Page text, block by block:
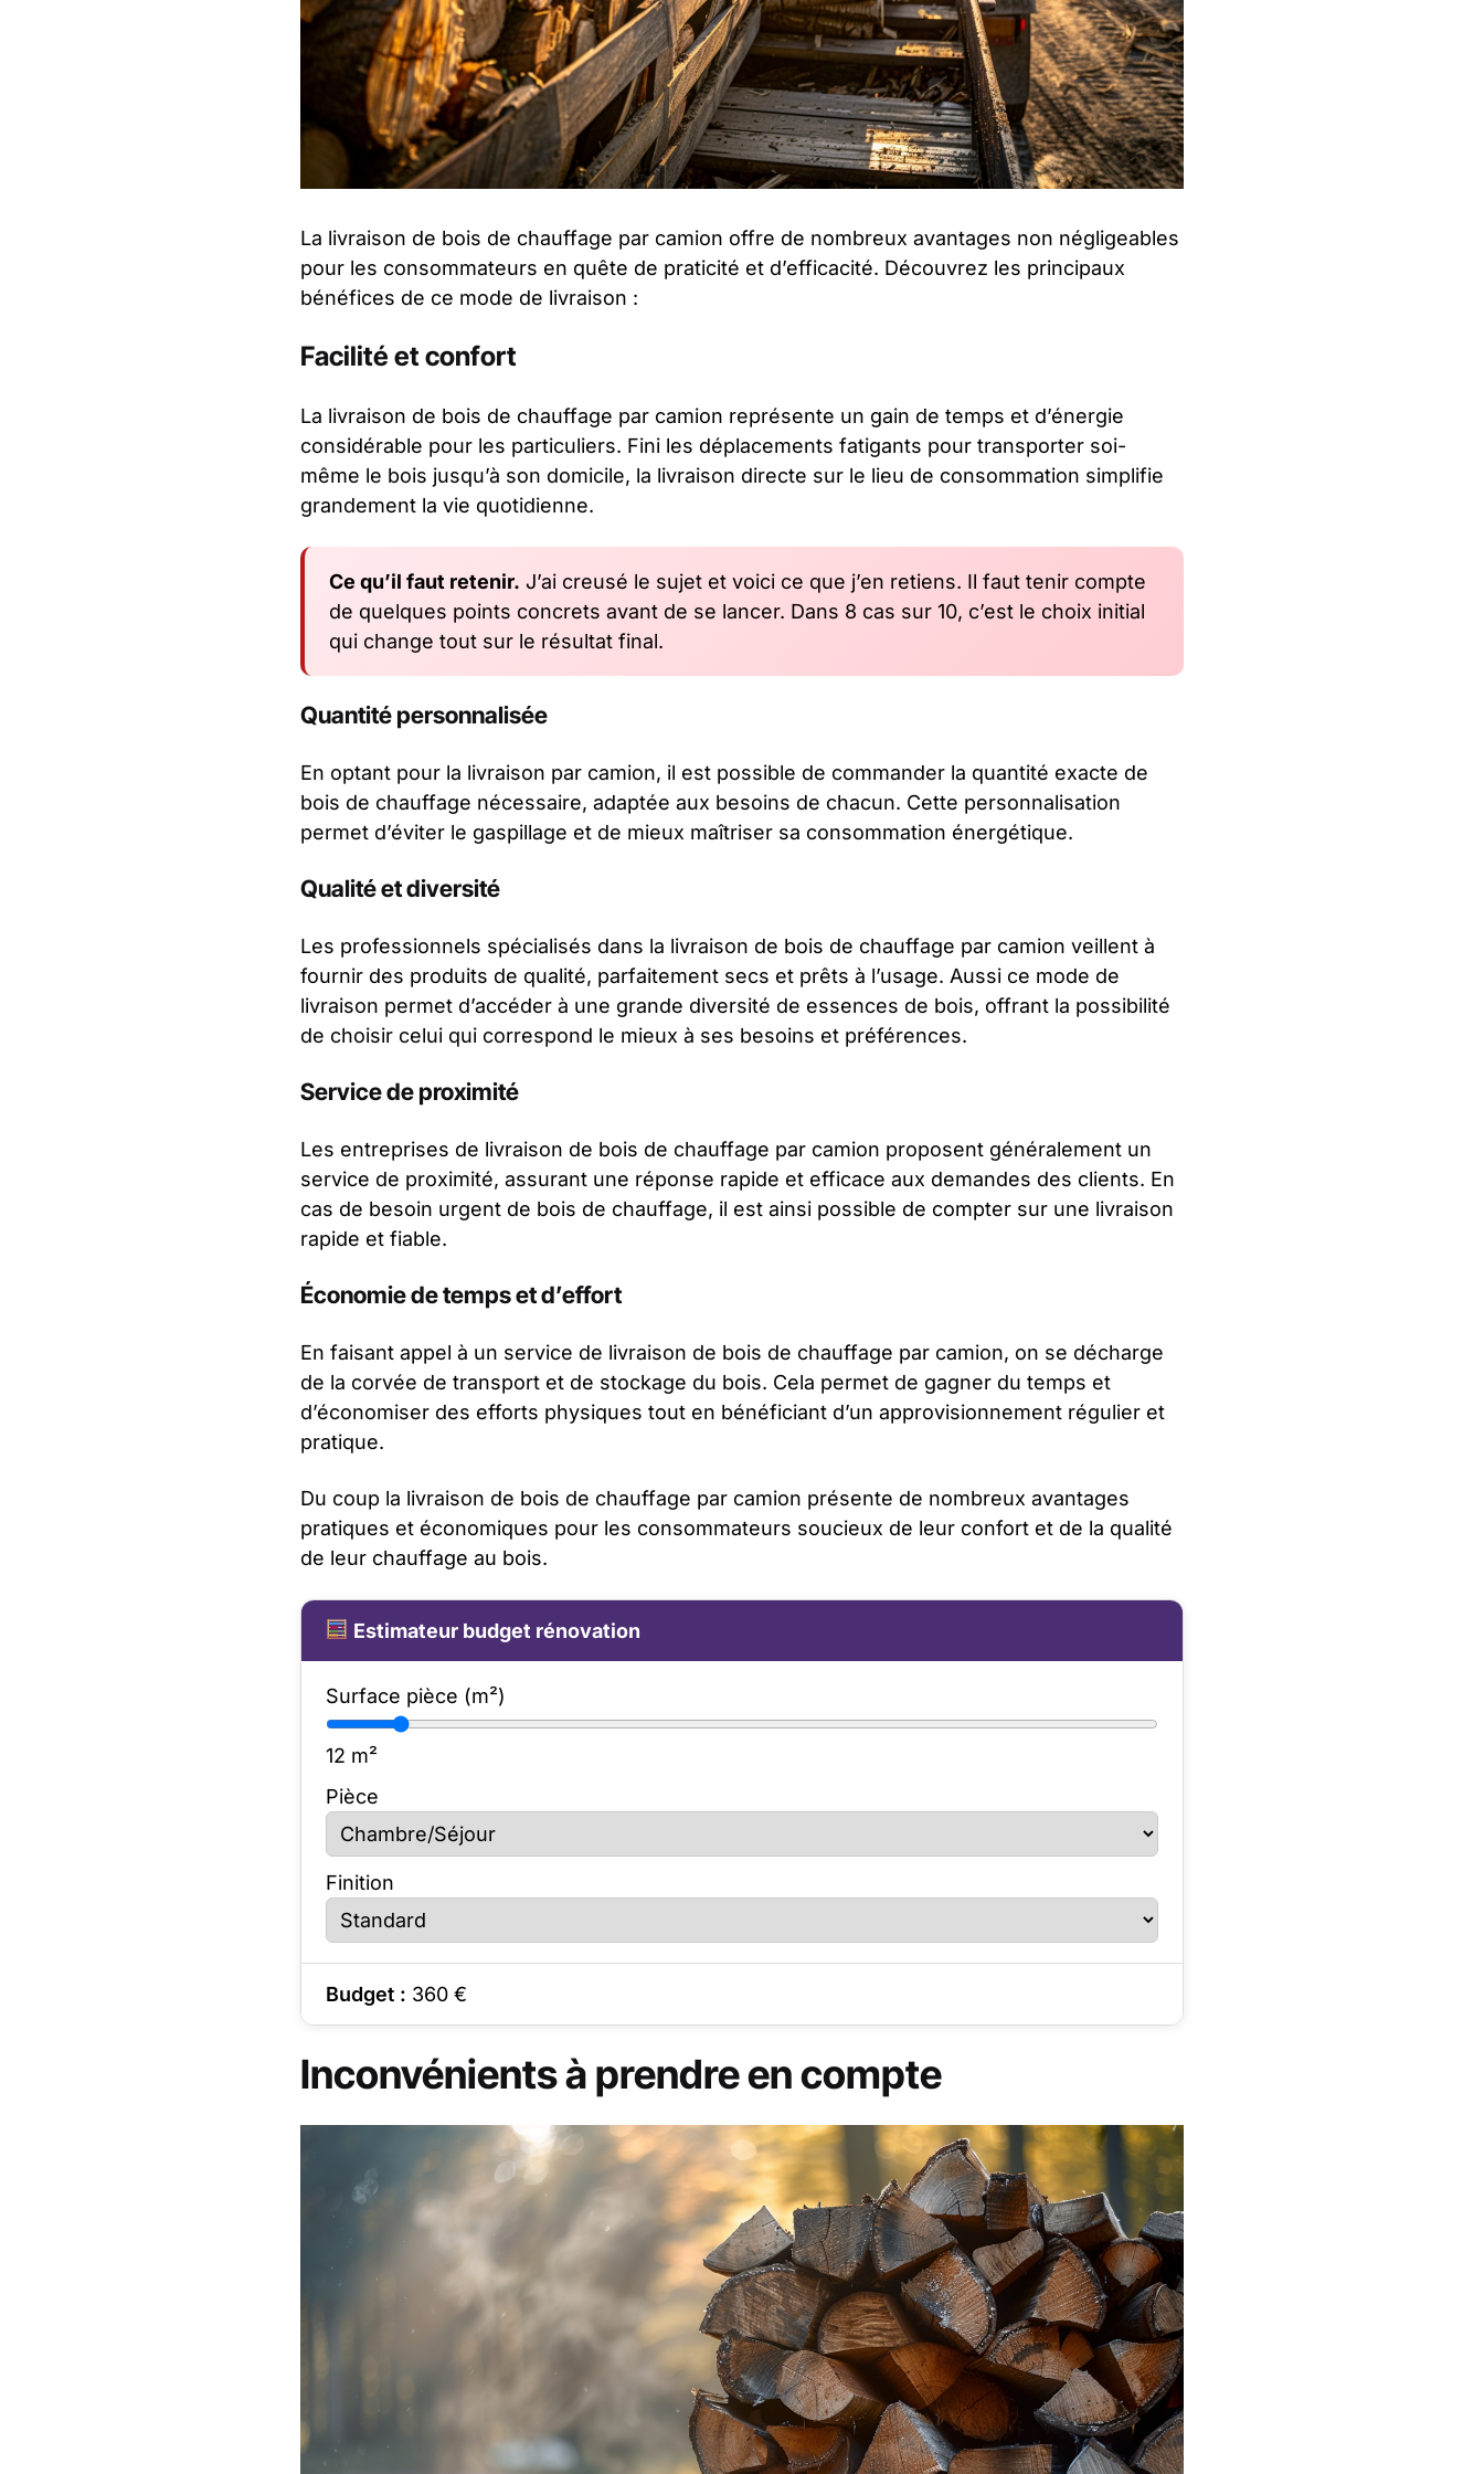
La livraison de bois de chauffage par camion offre de nombreux avantages non négligeables
pour les consommateurs en quête de praticité et d’efficacité. Découvrez les principaux
bénéfices de ce mode de livraison :
Facilité et confort
La livraison de bois de chauffage par camion représente un gain de temps et d’énergie
considérable pour les particuliers. Fini les déplacements fatigants pour transporter soi-
même le bois jusqu’à son domicile, la livraison directe sur le lieu de consommation simplifie
grandement la vie quotidienne.
Ce qu’il faut retenir. J’ai creusé le sujet et voici ce que j’en retiens. Il faut tenir compte
de quelques points concrets avant de se lancer. Dans 8 cas sur 10, c’est le choix initial
qui change tout sur le résultat final.
Quantité personnalisée
En optant pour la livraison par camion, il est possible de commander la quantité exacte de
bois de chauffage nécessaire, adaptée aux besoins de chacun. Cette personnalisation
permet d’éviter le gaspillage et de mieux maîtriser sa consommation énergétique.
Qualité et diversité
Les professionnels spécialisés dans la livraison de bois de chauffage par camion veillent à
fournir des produits de qualité, parfaitement secs et prêts à l’usage. Aussi ce mode de
livraison permet d’accéder à une grande diversité de essences de bois, offrant la possibilité
de choisir celui qui correspond le mieux à ses besoins et préférences.
Service de proximité
Les entreprises de livraison de bois de chauffage par camion proposent généralement un
service de proximité, assurant une réponse rapide et efficace aux demandes des clients. En
cas de besoin urgent de bois de chauffage, il est ainsi possible de compter sur une livraison
rapide et fiable.
Économie de temps et d’effort
En faisant appel à un service de livraison de bois de chauffage par camion, on se décharge
de la corvée de transport et de stockage du bois. Cela permet de gagner du temps et
d’économiser des efforts physiques tout en bénéficiant d’un approvisionnement régulier et
pratique.
Du coup la livraison de bois de chauffage par camion présente de nombreux avantages
pratiques et économiques pour les consommateurs soucieux de leur confort et de la qualité
de leur chauffage au bois.
Estimateur budget rénovation
Surface pièce (m²)
12 m²
Pièce
Finition
Budget : 360 €
Inconvénients à prendre en compte